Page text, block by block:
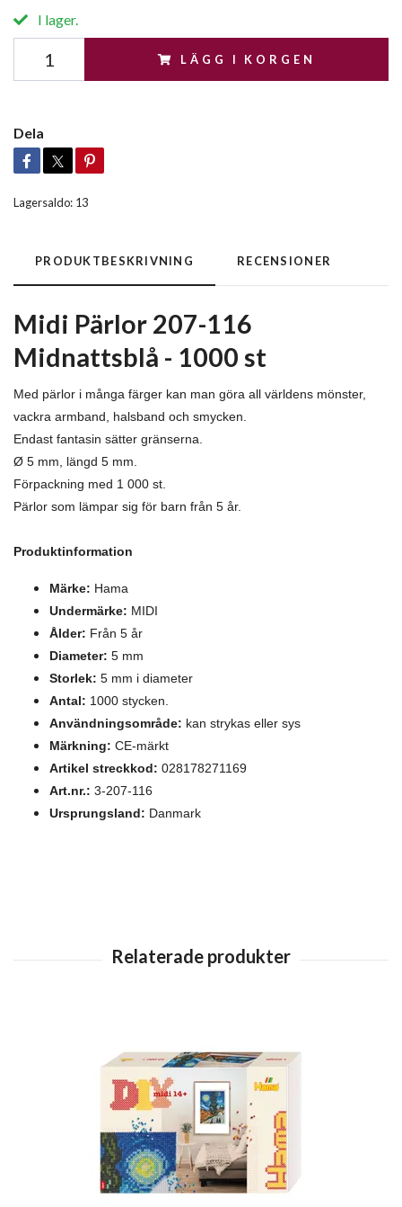
I lager.
LÄGG I KORGEN
Dela
Lagersaldo: 13
PRODUKTBESKRIVNING RECENSIONER
Midi Pärlor 207-116
Midnattsblå - 1000 st
Med pärlor i många färger kan man göra all världens mönster,
vackra armband, halsband och smycken.
Endast fantasin sätter gränserna.
Ø 5 mm, längd 5 mm.
Förpackning med 1 000 st.
Pärlor som lämpar sig för barn från 5 år.
Produktinformation
Märke: Hama
Undermärke: MIDI
Ålder: Från 5 år
Diameter: 5 mm
Storlek: 5 mm i diameter
Antal: 1000 stycken.
Användningsområde: kan strykas eller sys
Märkning: CE-märkt
Artikel streckkod: 028178271169
Art.nr.: 3-207-116
Ursprungsland: Danmark